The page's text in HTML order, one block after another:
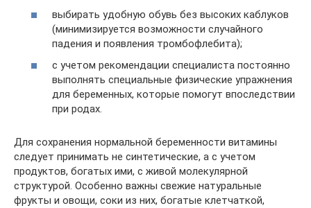
выбирать удобную обувь без высоких каблуков
(минимизируется возможности случайного
падения и появления тромбофлебита);
с учетом рекомендации специалиста постоянно
выполнять специальные физические упражнения
для беременных, которые помогут впоследствии
при родах.
Для сохранения нормальной беременности витамины
следует принимать не синтетические, а с учетом
продуктов, богатых ими, с живой молекулярной
структурой. Особенно важны свежие натуральные
фрукты и овощи, соки из них, богатые клетчаткой,